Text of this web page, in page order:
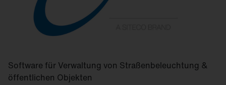
Software für Verwaltung von Straßen­beleuchtung &
öffentlichen Objekten